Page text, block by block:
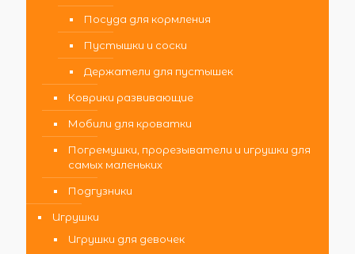
Посуда для кормления
Пустышки и соски
Держатели для пустышек
Коврики развивающие
Мобили для кроватки
Погремушки, прорезыватели и игрушки для
самых маленьких
Подгузники
Игрушки
Игрушки для девочек